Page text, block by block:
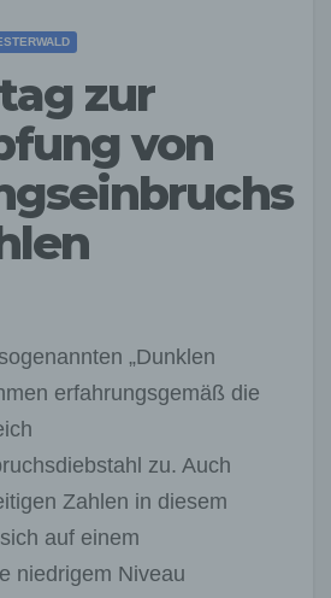
zur
von
„Dunklen
erfahrungsgemäß die
zu. Auch
Zahlen in diesem
auf einem
niedrigem Niveau